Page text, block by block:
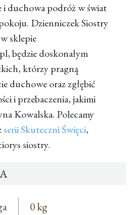
duchowa podróż w świat
Dzienniczek Siostry
sklepie
będzie doskonałym
którzy pragną
duchowe oraz zgłębić
i przebaczenia, jakimi
Kowalska. Polecamy
serii Skuteczni Święci,
siostry.
0 kg